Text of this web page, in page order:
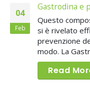
04
Feb
Gastrodina e
Questo
si è rivelato
prevenzione
modo. La
Read